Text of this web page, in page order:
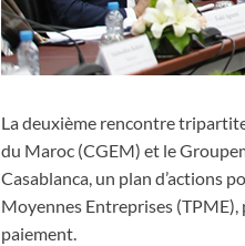
La deuxième rencontre
du Maroc (CGEM) et le
Casablanca, un plan d’actions
Moyennes Entreprises
paiement.